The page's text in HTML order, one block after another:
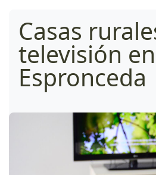
Casas
televisión en
Espronceda